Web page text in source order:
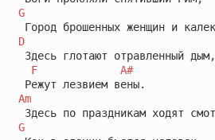
G
D
Здесь глотают отравленный дым,
F
A#
Am
G